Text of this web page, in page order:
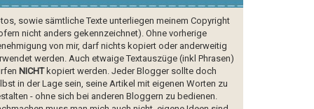
sowie sämtliche Texte unterliegen meinem Copyright
nicht anders gekennzeichnet). Ohne vorherige
von mir, darf nichts kopiert oder anderweitig
werden. Auch etwaige Textauszüge (inkl Phrasen)
NICHTkopiert werden. Jeder Blogger sollte doch
in der Lage sein, seine Artikel mit eigenen Worten zu
- ohne sich bei anderen Bloggern zu bedienen.